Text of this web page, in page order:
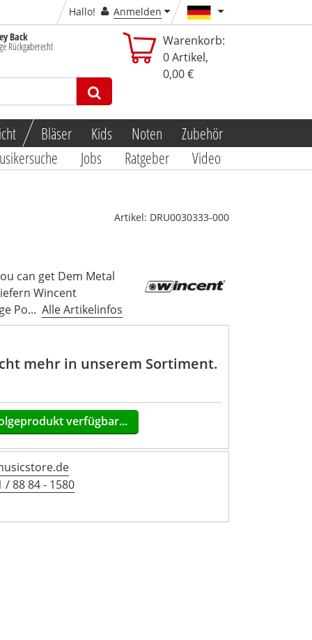
Hallo!
Anmelden
Back
Rückgaberecht
Warenkorb:
0 Artikel,
0,00 €
Bläser Kids Noten
Zubehör
Jobs Ratgeber Video
Artikel: DRU0030333-000
can get Dem Metal
Wincent
Po... Alle Artikelinfos
mehr in unserem Sortiment.
verfügbar...
/ 88 84 - 1580